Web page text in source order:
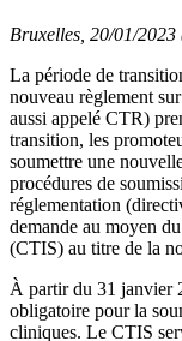
Bruxelles, 20/01/2023
La période de
nouveau règlement
aussi appelé CTR)
transition, les
soumettre une
procédures de
réglementation
demande au moyen
(CTIS) au titre de la
À partir du 31 janvier
obligatoire pour la
cliniques. Le CTIS